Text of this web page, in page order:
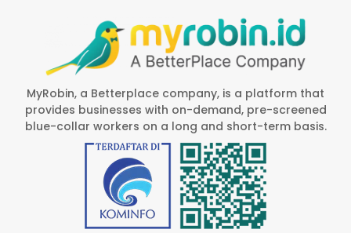
MyRobin, a Betterplace company, is a platform that
provides businesses with on-demand, pre-screened
blue-collar workers on a long and short-term basis.